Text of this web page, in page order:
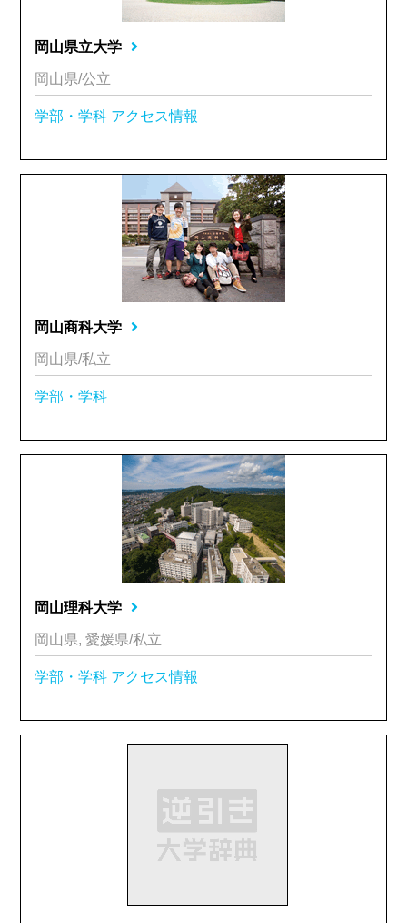
岡山県立大学
岡山県/公立
学部・学科 アクセス情報
岡山商科大学
岡山県/私立
学部・学科
岡山理科大学
岡山県, 愛媛県/私立
学部・学科 アクセス情報